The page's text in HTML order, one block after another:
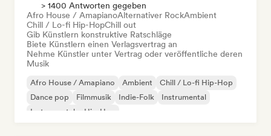
> 1400 Antworten gegeben
Afro House / AmapianoAlternativer RockAmbient
Chill / Lo-fi Hip-HopChill out
Gib Künstlern konstruktive Ratschläge
Biete Künstlern einen Verlagsvertrag an
Nehme Künstler unter Vertrag oder veröffentliche deren
Musik
Afro House / Amapiano Ambient
Chill / Lo-fi Hip-Hop
Dance pop
Filmmusik Indie-Folk
Instrumental
Instrumentaler Hip-Hop